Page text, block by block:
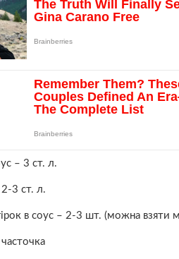
– 3 ст. л.
3 ст. л.
в соус – 2-3 шт. (можна взяти